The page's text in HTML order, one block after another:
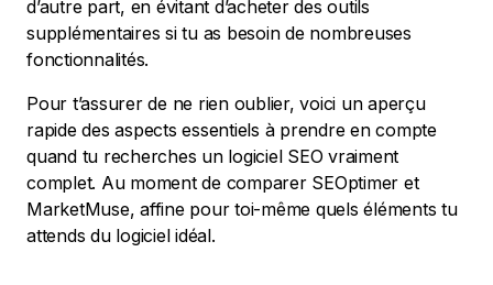
d’autre part, en évitant d’acheter des outils
supplémentaires si tu as besoin de nombreuses
fonctionnalités.
Pour t’assurer de ne rien oublier, voici un aperçu
rapide des aspects essentiels à prendre en compte
quand tu recherches un logiciel SEO vraiment
complet. Au moment de comparer SEOptimer et
MarketMuse, affine pour toi-même quels éléments tu
attends du logiciel idéal.